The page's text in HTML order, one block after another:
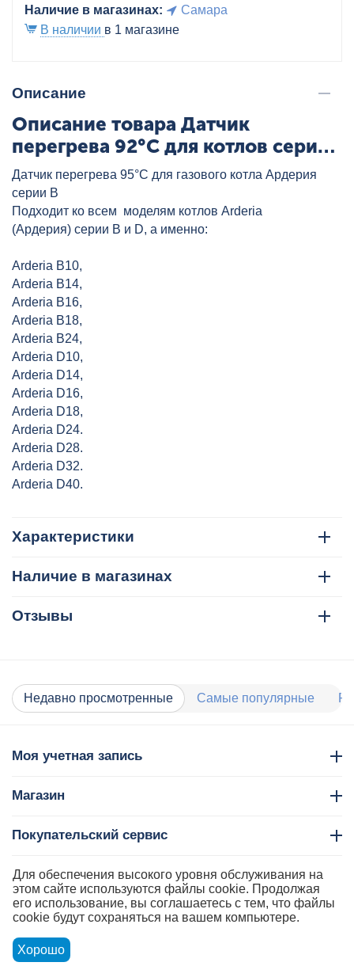
Наличие в магазинах:
Самара
В наличии в 1 магазине
Описание
Описание товара Датчик
перегрева 92°С для котлов серии
D ARDERIA, артикул: D22013.0610-
001
Датчик перегрева 95°С для газового котла Ардерия
серии В
Подходит ко всем моделям котлов Arderia
(Ардерия) серии В и D, а именно:
Arderia B10,
Arderia B14,
Arderia B16,
Arderia B18,
Arderia B24,
Arderia D10,
Arderia D14,
Arderia D16,
Arderia D18,
Arderia D24.
Arderia D28.
Arderia D32.
Arderia D40.
Характеристики
Наличие в магазинах
Отзывы
Недавно просмотренные Самые популярные
Моя учетная запись
Магазин
Покупательский сервис
Контакты
Для обеспечения высокого уровня обслуживания на
этом сайте используются файлы cookie. Продолжая
его использование, вы соглашаетесь с тем, что файлы
cookie будут сохраняться на вашем компьютере.
Хорошо